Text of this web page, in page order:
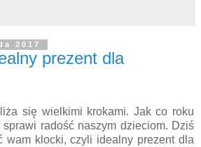
2017
prezent dla
się wielkimi krokami. Jak co roku
radość naszym dzieciom. Dziś
wam klocki, czyli idealny prezent dla